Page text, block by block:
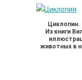
Из книги
животных в